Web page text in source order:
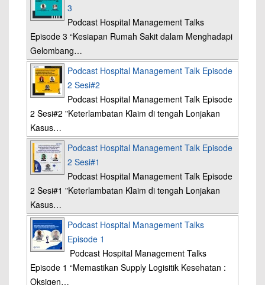
3
Podcast Hospital Management Talks
Episode 3 “Kesiapan Rumah Sakit dalam Menghadapi
Gelombang…
Podcast Hospital Management Talk Episode
2 Sesi#2
Podcast Hospital Management Talk Episode
2 Sesi#2 "Keterlambatan Klaim di tengah Lonjakan
Kasus…
Podcast Hospital Management Talk Episode
2 Sesi#1
Podcast Hospital Management Talk Episode
2 Sesi#1 "Keterlambatan Klaim di tengah Lonjakan
Kasus…
Podcast Hospital Management Talks
Episode 1
Podcast Hospital Management Talks
Episode 1 “Memastikan Supply Logisitik Kesehatan :
Oksigen…